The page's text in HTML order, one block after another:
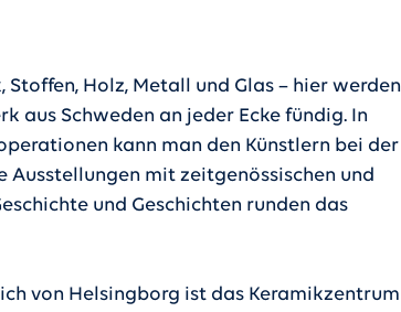
Stoffen, Holz, Metall und Glas – hier werden
aus Schweden an jeder Ecke fündig. In
kann man den Künstlern bei der
Ausstellungen mit zeitgenössischen und
und Geschichten runden das
von Helsingborg ist das Keramikzentrum